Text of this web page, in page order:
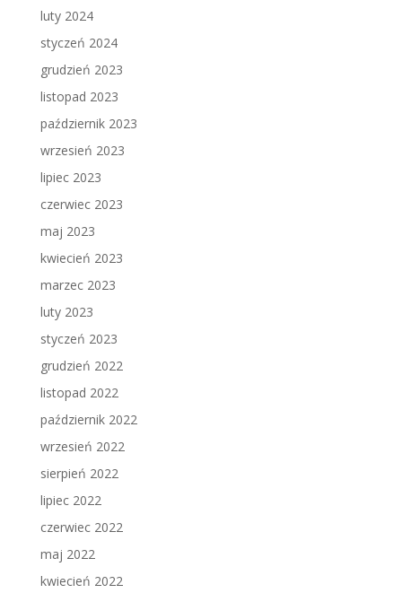
luty 2024
styczeń 2024
grudzień 2023
listopad 2023
październik 2023
wrzesień 2023
lipiec 2023
czerwiec 2023
maj 2023
kwiecień 2023
marzec 2023
luty 2023
styczeń 2023
grudzień 2022
listopad 2022
październik 2022
wrzesień 2022
sierpień 2022
lipiec 2022
czerwiec 2022
maj 2022
kwiecień 2022